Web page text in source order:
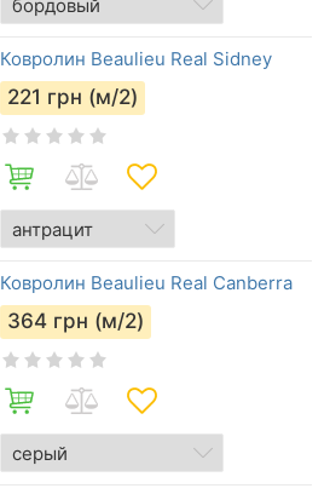
Ковролин Beaulieu Real Sidney
221 грн (м/2)
Ковролин Beaulieu Real Canberra
364 грн (м/2)